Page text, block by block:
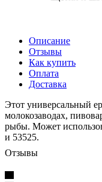
Описание
Отзывы
Как купить
Оплата
Доставка
Этот универсальный
молокозаводах,
рыбы. Может
и 53525.
Отзывы